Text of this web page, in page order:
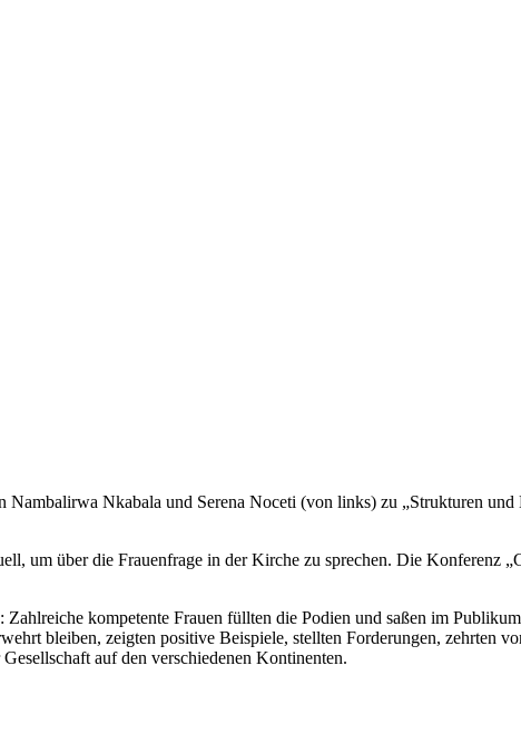
Nkabala und Serena Noceti (von links) zu „Strukturen
um über die Frauenfrage in der Kirche zu sprechen. Die Konferenz
kompetente Frauen füllten die Podien und saßen im
bleiben, zeigten positive Beispiele, stellten Forderungen, zehrten
auf den verschiedenen Kontinenten.